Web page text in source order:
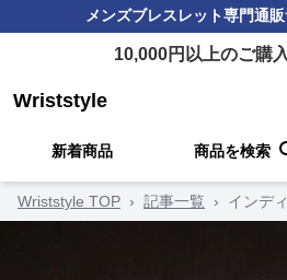
メンズブレスレット専門通
10,000円以上のご購
Wriststyle
新着商品 商品を検索
Wriststyle TOP › 記事一覧 › インデ